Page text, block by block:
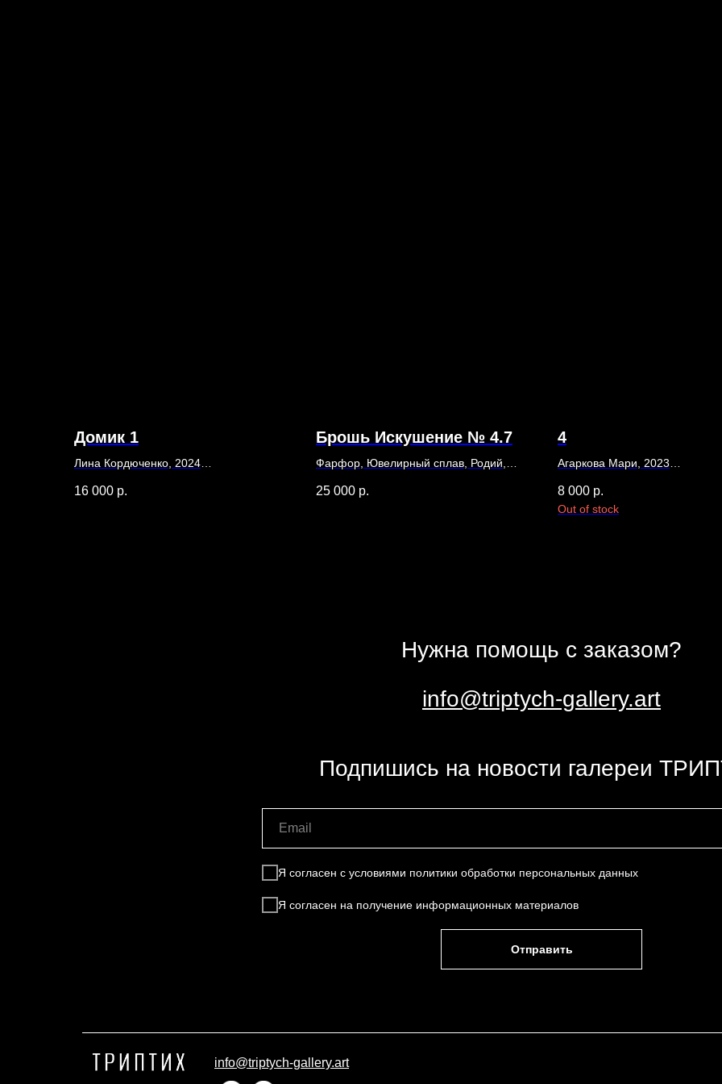
Домик 1
Лина Кордюченко, 2024
Бумага, акварель, карандаш
16 000 р.
Брошь Искушение № 4.7
Фарфор, Ювелирный сплав, Родий,
«Современный Винтаж»
25 000 р.
4
Агаркова Мари, 2023
бумага, акрил, оформлено на
подрамник
8 000 р.
Out of stock
Нужна помощь с заказом?
info@triptych-gallery.art
Подпишись на новости галереи
Я согласен с условиями политики обработки персональных данных
Я согласен на получение информационных материалов
Отправить
info@triptych-gallery.art